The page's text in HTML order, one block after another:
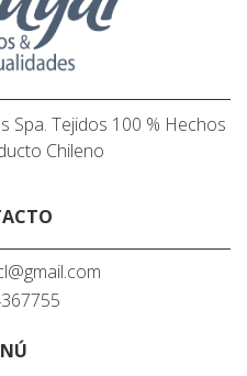
Spa. Tejidos 100 % Hechos
Chileno